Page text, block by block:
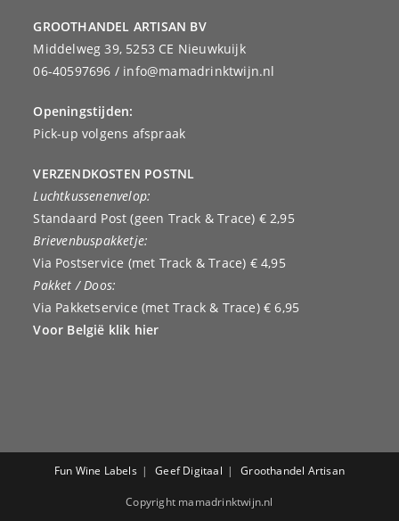
GROOTHANDEL ARTISAN BV
Middelweg 39, 5253 CE Nieuwkuijk
06-40597696 / info@mamadrinktwijn.nl
Openingstijden:
Pick-up volgens afspraak
VERZENDKOSTEN POSTNL
Luchtkussenenvelop:
Standaard Post (geen Track & Trace) € 2,95
Brievenbuspakketje:
Via Postservice (met Track & Trace) € 4,95
Pakket / Doos:
Via Pakketservice (met Track & Trace) € 6,95
Voor België klik hier
Fun Wine Labels Geef Digitaal Groothandel Artisan
Copyright mamadrinktwijn.nl